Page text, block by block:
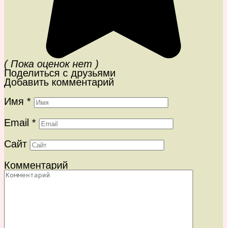
( Пока оценок нет )
Поделиться с друзьями
Добавить комментарий
Имя *
Email *
Сайт
Комментарий